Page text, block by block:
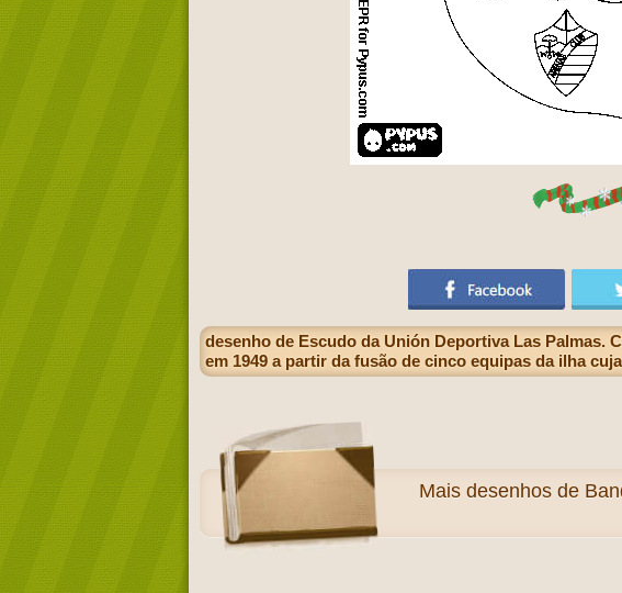
desenho de Escudo da Unión Deportiva Las Palmas.
em 1949 a partir da fusão de cinco equipas da ilha
Mais desenhos de